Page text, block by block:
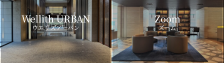
Wellith URBAN
ウエリスアーバン
Zoom
ズーム